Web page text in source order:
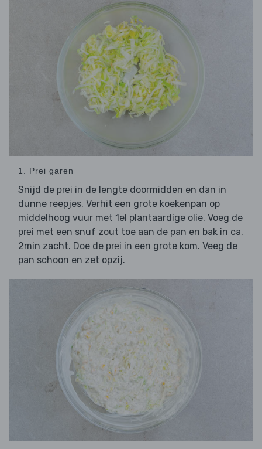
1. Prei garen
Snijd de prei in de lengte doormidden en dan in
dunne reepjes. Verhit een grote koekenpan op
middelhoog vuur met 1el plantaardige olie. Voeg de
prei met een snuf zout toe aan de pan en bak in ca.
2min zacht. Doe de prei in een grote kom. Veeg de
pan schoon en zet opzij.